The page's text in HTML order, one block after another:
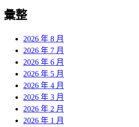
彙整
2026 年 8 月
2026 年 7 月
2026 年 6 月
2026 年 5 月
2026 年 4 月
2026 年 3 月
2026 年 2 月
2026 年 1 月